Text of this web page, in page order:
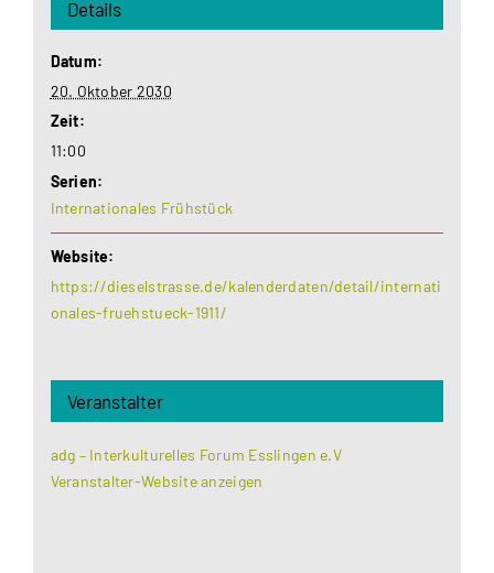
Details
Datum:
20. Oktober 2030
Zeit:
11:00
Serien:
Internationales Frühstück
Website:
https://dieselstrasse.de/kalenderdaten/detail/internati
onales-fruehstueck-1911/
Veranstalter
adg – Interkulturelles Forum Esslingen e.V
Veranstalter-Website anzeigen